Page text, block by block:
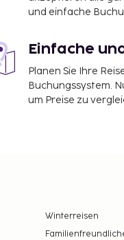
und einfache
Einfache
Planen Sie Ihre
Buchungssystem.
um Preise zu
Winterreisen